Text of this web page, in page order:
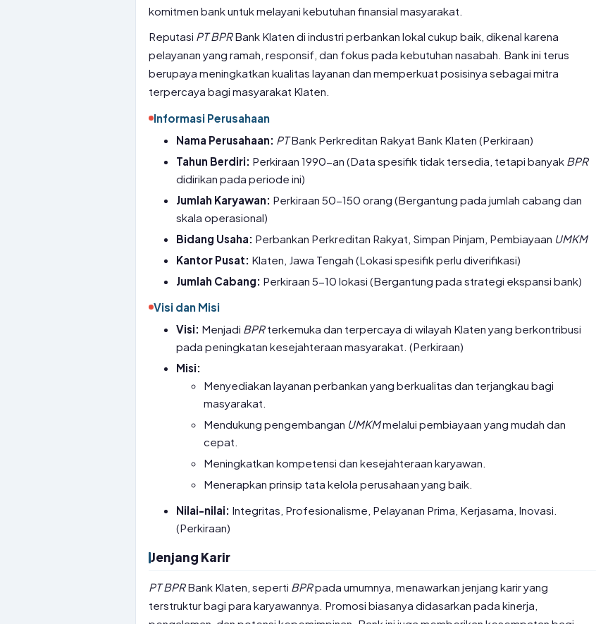
komitmen bank untuk melayani kebutuhan finansial masyarakat.
Reputasi PT BPRBank Klaten di industri perbankan lokal cukup baik, dikenal karena
pelayanan yang ramah, responsif, dan fokus pada kebutuhan nasabah. Bank ini terus
berupaya meningkatkan kualitas layanan dan memperkuat posisinya sebagai mitra
terpercaya bagi masyarakat Klaten.
Informasi Perusahaan
Nama Perusahaan: PTBank Perkreditan Rakyat Bank Klaten (Perkiraan)
Tahun Berdiri: Perkiraan 1990-an (Data spesifik tidak tersedia, tetapi banyak BPR
didirikan pada periode ini)
Jumlah Karyawan: Perkiraan 50-150 orang (Bergantung pada jumlah cabang dan
skala operasional)
Bidang Usaha: Perbankan Perkreditan Rakyat, Simpan Pinjam, Pembiayaan UMKM
Kantor Pusat: Klaten, Jawa Tengah (Lokasi spesifik perlu diverifikasi)
Jumlah Cabang: Perkiraan 5-10 lokasi (Bergantung pada strategi ekspansi bank)
Visi dan Misi
Visi: Menjadi BPRterkemuka dan terpercaya di wilayah Klaten yang berkontribusi
pada peningkatan kesejahteraan masyarakat. (Perkiraan)
Misi:
Menyediakan layanan perbankan yang berkualitas dan terjangkau bagi
masyarakat.
Mendukung pengembangan UMKMmelalui pembiayaan yang mudah dan
cepat.
Meningkatkan kompetensi dan kesejahteraan karyawan.
Menerapkan prinsip tata kelola perusahaan yang baik.
Nilai-nilai: Integritas, Profesionalisme, Pelayanan Prima, Kerjasama, Inovasi.
(Perkiraan)
Jenjang Karir
PT BPRBank Klaten, seperti BPRpada umumnya, menawarkan jenjang karir yang
terstruktur bagi para karyawannya. Promosi biasanya didasarkan pada kinerja,